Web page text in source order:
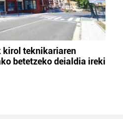
kirol teknikariaren
betetzeko deialdia ireki